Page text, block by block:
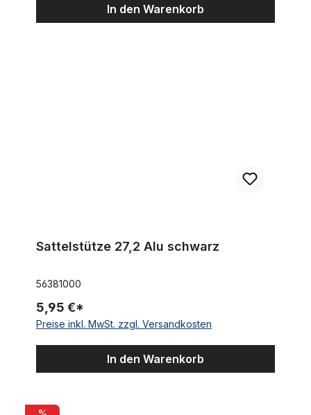
In den Warenkorb
Sattelstütze 27,2 Alu schwarz
56381000
5,95 €*
Preise inkl. MwSt. zzgl. Versandkosten
In den Warenkorb
Vorbau, 25,4 - 22,2, 80mm, Stahl-Schaft 1-Fach